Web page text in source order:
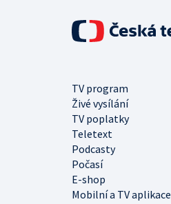
TV program
Živé vysílání
TV poplatky
Teletext
Podcasty
Počasí
E-shop
Mobilní a TV aplikace